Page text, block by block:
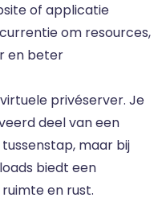
of applicatie
om resources,
en beter
privéserver. Je
deel van een
tussenstap, maar bij
biedt een
en rust.